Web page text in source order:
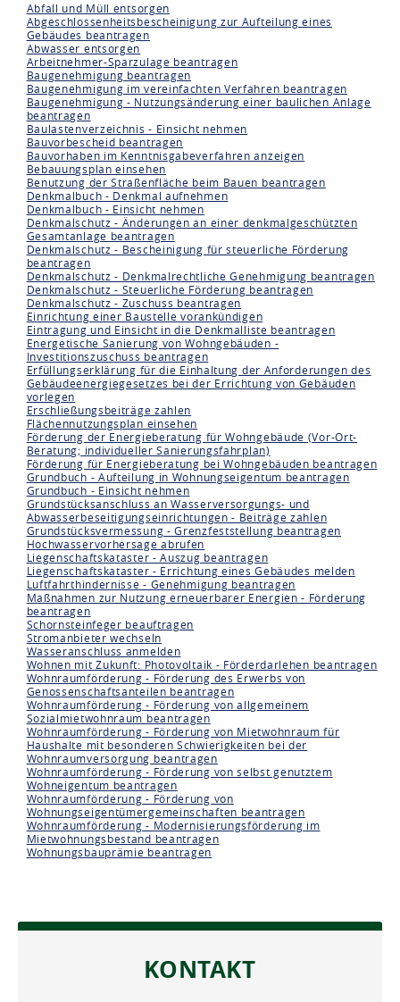
Abfall und Müll entsorgen
Abgeschlossenheitsbescheinigung zur Aufteilung eines
Gebäudes beantragen
Abwasser entsorgen
Arbeitnehmer-Sparzulage beantragen
Baugenehmigung beantragen
Baugenehmigung im vereinfachten Verfahren beantragen
Baugenehmigung - Nutzungsänderung einer baulichen Anlage
beantragen
Baulastenverzeichnis - Einsicht nehmen
Bauvorbescheid beantragen
Bauvorhaben im Kenntnisgabeverfahren anzeigen
Bebauungsplan einsehen
Benutzung der Straßenfläche beim Bauen beantragen
Denkmalbuch - Denkmal aufnehmen
Denkmalbuch - Einsicht nehmen
Denkmalschutz - Änderungen an einer denkmalgeschützten
Gesamtanlage beantragen
Denkmalschutz - Bescheinigung für steuerliche Förderung
beantragen
Denkmalschutz - Denkmalrechtliche Genehmigung beantragen
Denkmalschutz - Steuerliche Förderung beantragen
Denkmalschutz - Zuschuss beantragen
Einrichtung einer Baustelle vorankündigen
Eintragung und Einsicht in die Denkmalliste beantragen
Energetische Sanierung von Wohngebäuden -
Investitionszuschuss beantragen
Erfüllungserklärung für die Einhaltung der Anforderungen des
Gebäudeenergiegesetzes bei der Errichtung von Gebäuden
vorlegen
Erschließungsbeiträge zahlen
Flächennutzungsplan einsehen
Förderung der Energieberatung für Wohngebäude (Vor-Ort-
Beratung; individueller Sanierungsfahrplan)
Förderung für Energieberatung bei Wohngebäuden beantragen
Grundbuch - Aufteilung in Wohnungseigentum beantragen
Grundbuch - Einsicht nehmen
Grundstücksanschluss an Wasserversorgungs- und
Abwasserbeseitigungseinrichtungen - Beiträge zahlen
Grundstücksvermessung - Grenzfeststellung beantragen
Hochwasservorhersage abrufen
Liegenschaftskataster - Auszug beantragen
Liegenschaftskataster - Errichtung eines Gebäudes melden
Luftfahrthindernisse - Genehmigung beantragen
Maßnahmen zur Nutzung erneuerbarer Energien - Förderung
beantragen
Schornsteinfeger beauftragen
Stromanbieter wechseln
Wasseranschluss anmelden
Wohnen mit Zukunft: Photovoltaik - Förderdarlehen beantragen
Wohnraumförderung - Förderung des Erwerbs von
Genossenschaftsanteilen beantragen
Wohnraumförderung - Förderung von allgemeinem
Sozialmietwohnraum beantragen
Wohnraumförderung - Förderung von Mietwohnraum für
Haushalte mit besonderen Schwierigkeiten bei der
Wohnraumversorgung beantragen
Wohnraumförderung - Förderung von selbst genutztem
Wohneigentum beantragen
Wohnraumförderung - Förderung von
Wohnungseigentümergemeinschaften beantragen
Wohnraumförderung - Modernisierungsförderung im
Mietwohnungsbestand beantragen
Wohnungsbauprämie beantragen
KONTAKT